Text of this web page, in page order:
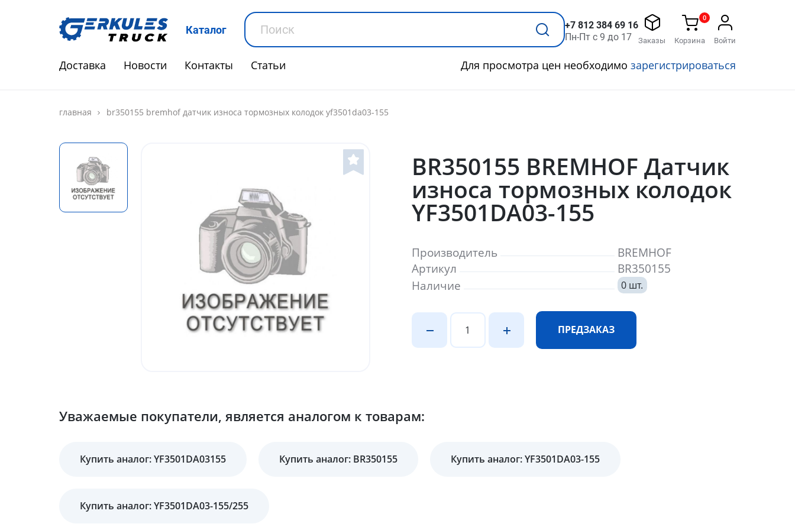
Каталог
+7 812 384 69 16
Пн-Пт с 9 до 17
Заказы
0
Корзина Войти
Доставка Новости Контакты Статьи Для просмотра цен необходимо зарегистрироваться
главная br350155 bremhof датчик износа тормозных колодок yf3501da03-155
BR350155 BREMHOF Датчик
износа тормозных колодок
YF3501DA03-155
Производитель
BREMHOF
Артикул
BR350155
Наличие
0 шт.
ПРЕДЗАКАЗ
Уважаемые покупатели, является аналогом к товарам:
Купить аналог: YF3501DA03155 Купить аналог: BR350155 Купить аналог: YF3501DA03-155
Купить аналог: YF3501DA03-155/255